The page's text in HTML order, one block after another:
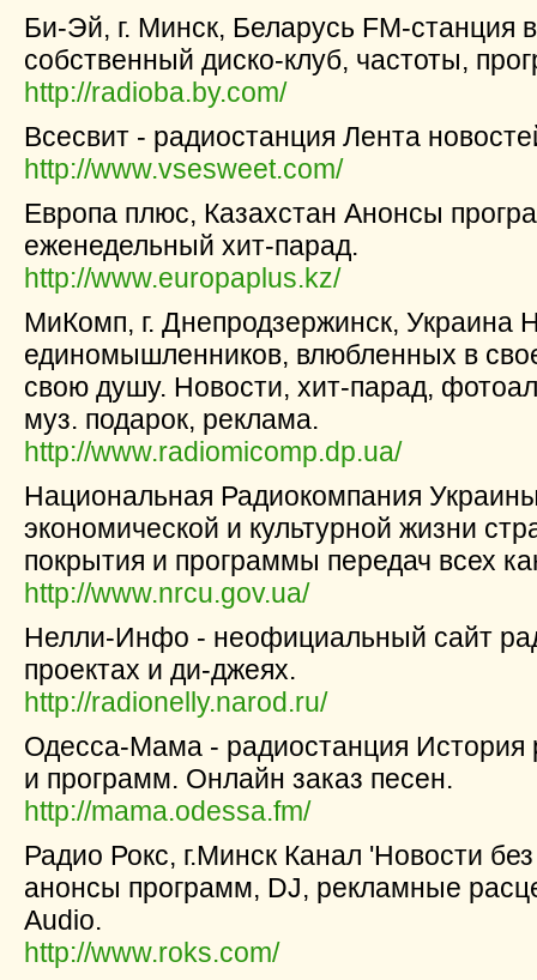
Би-Эй, г. Минск, Беларусь FM-станция
собственный диско-клуб, частоты,
http://radioba.by.com/
Всесвит - радиостанция Лента
http://www.vsesweet.com/
Европа плюс, Казахстан Анонсы
еженедельный хит-парад.
http://www.europaplus.kz/
МиКомп, г. Днепродзержинск, Украина
единомышленников, влюбленных в
свою душу. Новости, хит-парад,
муз. подарок, реклама.
http://www.radiomicomp.dp.ua/
Национальная Радиокомпания
экономической и культурной жизни
покрытия и программы передач всех
http://www.nrcu.gov.ua/
Нелли-Инфо - неофициальный сайт
проектах и ди-джеях.
http://radionelly.narod.ru/
Одесса-Мама - радиостанция
и программ. Онлайн заказ песен.
http://mama.odessa.fm/
Радио Рокс, г.Минск Канал 'Новости
анонсы программ, DJ, рекламные
Audio.
http://www.roks.com/